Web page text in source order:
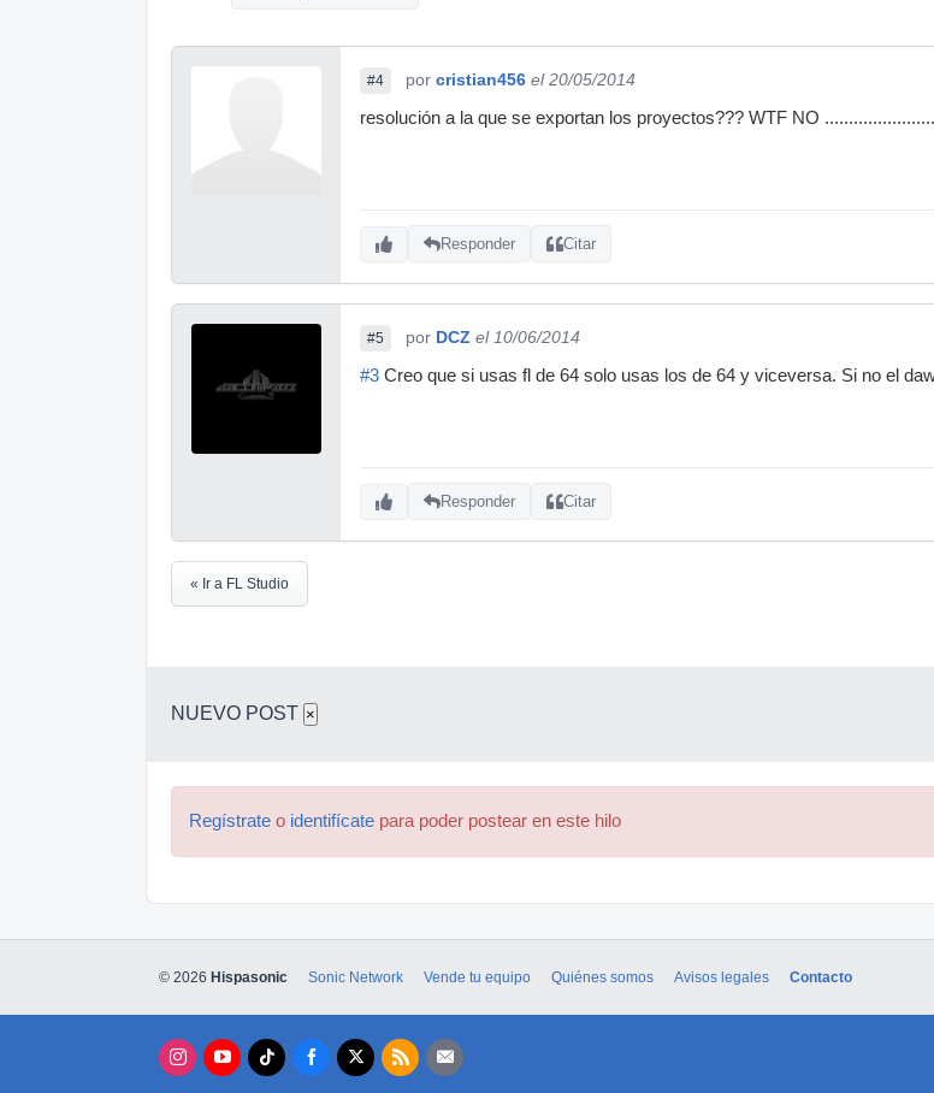
#4 por cristian456 el 20/05/2014
resolución a la que se exportan los proyectos??? WTF NO
Responder Citar
#5 por DCZ el 10/06/2014
#3 Creo que si usas fl de 64 solo usas los de 64 y viceversa. Si no el
Responder Citar
« Ir a FL Studio
NUEVO POST ×
Regístrate o identifícate para poder postear en este hilo
© 2026 Hispasonic Sonic Network Vende tu equipo Quiénes somos Avisos legales Contacto